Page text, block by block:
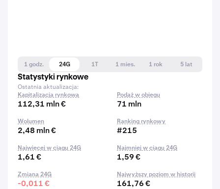
1 godz. 24G 1T 1 mies. 1 rok
5 lat
Statystyki rynkowe
Ostatnia aktualizacja:
Kapitalizacja rynkowa
112,31 mln €
Podaż w obiegu
71 mln
Wolumen
2,48 mln €
Ranking rynkowy
#215
Najwięcej w ciągu 24G
1,61 €
Najmniej w ciągu 24G
1,59 €
Zmiana 24G
-0,011 €
Najwyższy poziom w historii
161,76 €